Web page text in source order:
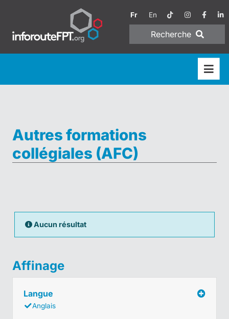
Fr En
Recherche
Autres formations
collégiales (AFC)
Aucun résultat
Affinage
Langue
Anglais